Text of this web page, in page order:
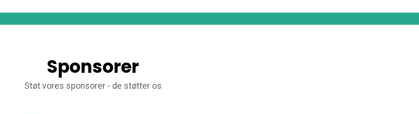
Sponsorer
Støt vores sponsorer - de støtter os